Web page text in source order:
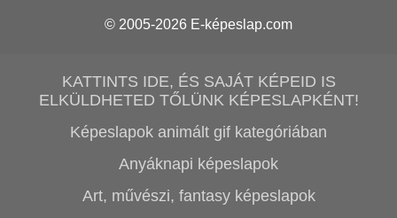
© 2005-2026 E-képeslap.com
KATTINTS IDE, ÉS SAJÁT KÉPEID IS
ELKÜLDHETED TŐLÜNK KÉPESLAPKÉNT!
Képeslapok animált gif kategóriában
Anyáknapi képeslapok
Art, művészi, fantasy képeslapok